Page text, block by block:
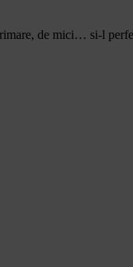
de mici… si-l